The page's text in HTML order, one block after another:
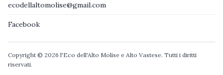
ecodellaltomolise@gmail.com
Facebook
Copyright © 2026 l'Eco dell'Alto Molise e Alto Vastese. Tutti i diritti
riservati.